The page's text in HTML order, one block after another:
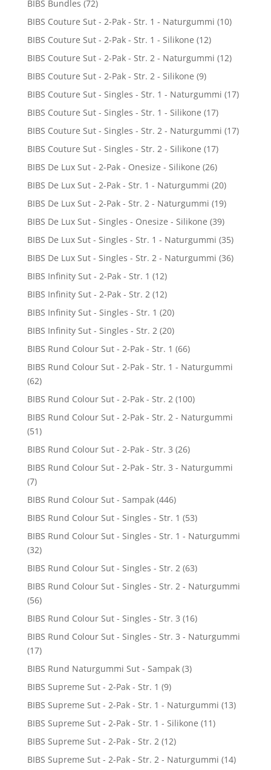
BIBS Bundles (72)
BIBS Couture Sut - 2-Pak - Str. 1 - Naturgummi (10)
BIBS Couture Sut - 2-Pak - Str. 1 - Silikone (12)
BIBS Couture Sut - 2-Pak - Str. 2 - Naturgummi (12)
BIBS Couture Sut - 2-Pak - Str. 2 - Silikone (9)
BIBS Couture Sut - Singles - Str. 1 - Naturgummi (17)
BIBS Couture Sut - Singles - Str. 1 - Silikone (17)
BIBS Couture Sut - Singles - Str. 2 - Naturgummi (17)
BIBS Couture Sut - Singles - Str. 2 - Silikone (17)
BIBS De Lux Sut - 2-Pak - Onesize - Silikone (26)
BIBS De Lux Sut - 2-Pak - Str. 1 - Naturgummi (20)
BIBS De Lux Sut - 2-Pak - Str. 2 - Naturgummi (19)
BIBS De Lux Sut - Singles - Onesize - Silikone (39)
BIBS De Lux Sut - Singles - Str. 1 - Naturgummi (35)
BIBS De Lux Sut - Singles - Str. 2 - Naturgummi (36)
BIBS Infinity Sut - 2-Pak - Str. 1 (12)
BIBS Infinity Sut - 2-Pak - Str. 2 (12)
BIBS Infinity Sut - Singles - Str. 1 (20)
BIBS Infinity Sut - Singles - Str. 2 (20)
BIBS Rund Colour Sut - 2-Pak - Str. 1 (66)
BIBS Rund Colour Sut - 2-Pak - Str. 1 - Naturgummi
(62)
BIBS Rund Colour Sut - 2-Pak - Str. 2 (100)
BIBS Rund Colour Sut - 2-Pak - Str. 2 - Naturgummi
(51)
BIBS Rund Colour Sut - 2-Pak - Str. 3 (26)
BIBS Rund Colour Sut - 2-Pak - Str. 3 - Naturgummi
(7)
BIBS Rund Colour Sut - Sampak (446)
BIBS Rund Colour Sut - Singles - Str. 1 (53)
BIBS Rund Colour Sut - Singles - Str. 1 - Naturgummi
(32)
BIBS Rund Colour Sut - Singles - Str. 2 (63)
BIBS Rund Colour Sut - Singles - Str. 2 - Naturgummi
(56)
BIBS Rund Colour Sut - Singles - Str. 3 (16)
BIBS Rund Colour Sut - Singles - Str. 3 - Naturgummi
(17)
BIBS Rund Naturgummi Sut - Sampak (3)
BIBS Supreme Sut - 2-Pak - Str. 1 (9)
BIBS Supreme Sut - 2-Pak - Str. 1 - Naturgummi (13)
BIBS Supreme Sut - 2-Pak - Str. 1 - Silikone (11)
BIBS Supreme Sut - 2-Pak - Str. 2 (12)
BIBS Supreme Sut - 2-Pak - Str. 2 - Naturgummi (14)